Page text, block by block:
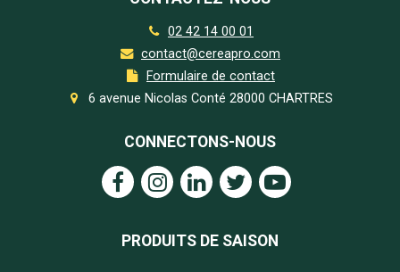
02 42 14 00 01
contact@cereapro.com
Formulaire de contact
6 avenue Nicolas Conté 28000 CHARTRES
CONNECTONS-NOUS
PRODUITS DE SAISON